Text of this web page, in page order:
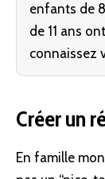
enfants de
de 11 ans
connaissez
Créer un
En famille